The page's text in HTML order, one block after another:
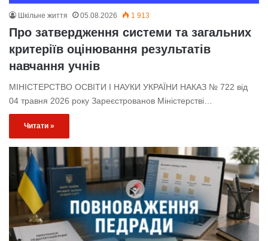
Шкільне життя 05.08.2026 1 913
Про затвердження системи та загальних
критеріїв оцінювання результатів
навчання учнів
МІНІСТЕРСТВО ОСВІТИ І НАУКИ УКРАЇНИ НАКАЗ № 722 від
04 травня 2026 року Зареєстрованов Міністерстві…
Читати »